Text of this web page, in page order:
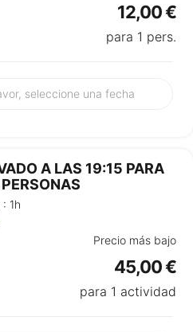
12,00 €
para 1 pers.
A LAS 19:15 PARA
1h
Precio más bajo
45,00 €
para 1 actividad